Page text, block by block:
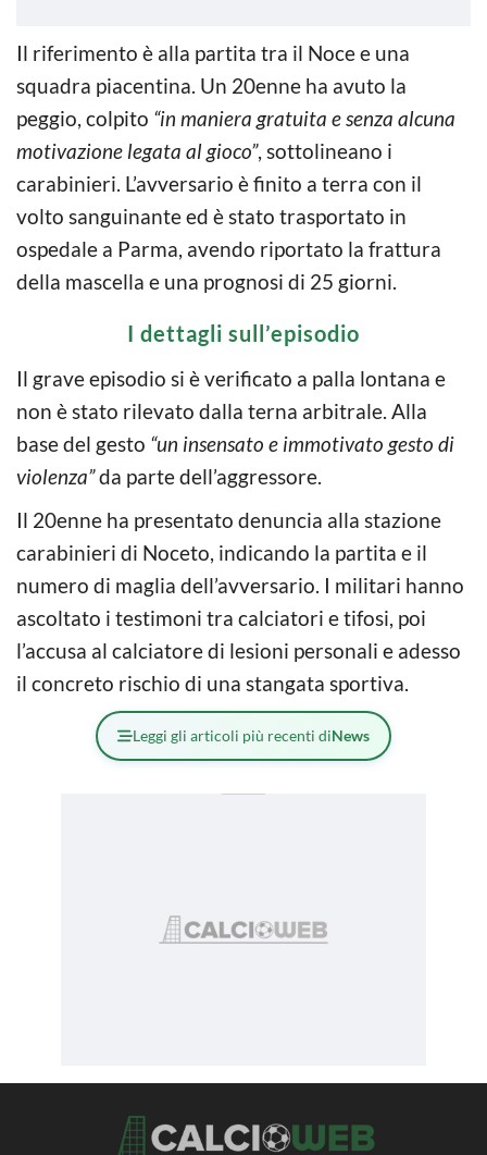
Il riferimento è alla partita tra il Noce e una
squadra piacentina. Un 20enne ha avuto la
peggio, colpito “in maniera gratuita e senza alcuna
motivazione legata al gioco”, sottolineano i
carabinieri. L’avversario è finito a terra con il
volto sanguinante ed è stato trasportato in
ospedale a Parma, avendo riportato la frattura
della mascella e una prognosi di 25 giorni.
I dettagli sull’episodio
Il grave episodio si è verificato a palla lontana e
non è stato rilevato dalla terna arbitrale. Alla
base del gesto “un insensato e immotivato gesto di
violenza”da parte dell’aggressore.
Il 20enne ha presentato denuncia alla stazione
carabinieri di Noceto, indicando la partita e il
numero di maglia dell’avversario. I militari hanno
ascoltato i testimoni tra calciatori e tifosi, poi
l’accusa al calciatore di lesioni personali e adesso
il concreto rischio di una stangata sportiva.
Leggi gli articoli più recenti diNews